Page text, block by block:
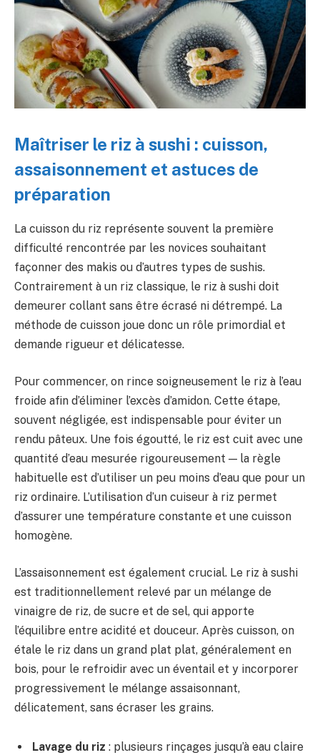
Maîtriser le riz à sushi : cuisson,
assaisonnement et astuces de
préparation
La cuisson du riz représente souvent la première
difficulté rencontrée par les novices souhaitant
façonner des makis ou d’autres types de sushis.
Contrairement à un riz classique, le riz à sushi doit
demeurer collant sans être écrasé ni détrempé. La
méthode de cuisson joue donc un rôle primordial et
demande rigueur et délicatesse.
Pour commencer, on rince soigneusement le riz à l’eau
froide afin d’éliminer l’excès d’amidon. Cette étape,
souvent négligée, est indispensable pour éviter un
rendu pâteux. Une fois égoutté, le riz est cuit avec une
quantité d’eau mesurée rigoureusement — la règle
habituelle est d’utiliser un peu moins d’eau que pour un
riz ordinaire. L’utilisation d’un cuiseur à riz permet
d’assurer une température constante et une cuisson
homogène.
L’assaisonnement est également crucial. Le riz à sushi
est traditionnellement relevé par un mélange de
vinaigre de riz, de sucre et de sel, qui apporte
l’équilibre entre acidité et douceur. Après cuisson, on
étale le riz dans un grand plat plat, généralement en
bois, pour le refroidir avec un éventail et y incorporer
progressivement le mélange assaisonnant,
délicatement, sans écraser les grains.
Lavage du riz : plusieurs rinçages jusqu’à eau claire